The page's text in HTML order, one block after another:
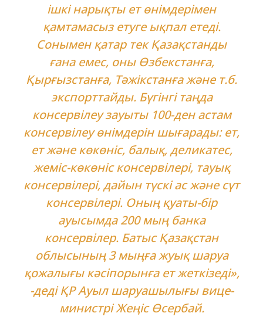
ішкі нарықты ет өнімдерімен
қамтамасыз етуге ықпал етеді.
Сонымен қатар тек Қазақстанды
ғана емес, оны Өзбекстанға,
Қырғызстанға, Тәжікстанға және т.б.
экспорттайды. Бүгінгі таңда
консервілеу зауыты 100-ден астам
консервілеу өнімдерін шығарады: ет,
ет және көкөніс, балық, деликатес,
жеміс-көкөніс консервілері, тауық
консервілері, дайын түскі ас және сүт
консервілері. Оның қуаты-бір
ауысымда 200 мың банка
консервілер. Батыс Қазақстан
облысының 3 мыңға жуық шаруа
қожалығы кәсіпорынға ет жеткізеді»,
-деді ҚР Ауыл шаруашылығы вице-
министрі Жеңіс Өсербай.